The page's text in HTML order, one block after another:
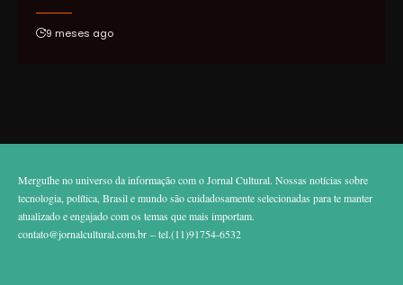
9 meses ago
Mergulhe no universo da informação com o Jornal Cultural. Nossas notícias sobre
tecnologia, política, Brasil e mundo são cuidadosamente selecionadas para te manter
atualizado e engajado com os temas que mais importam.
contato@jornalcultural.com.br – tel.(11)91754-6532